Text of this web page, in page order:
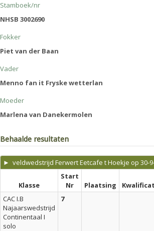
Stamboek/nr
NHSB 3002690
Fokker
Piet van der Baan
Vader
Menno fan it Fryske wetterlan
Moeder
Marlena van Danekermolen
Behaalde resultaten
► veldwedstrijd Ferwert Eetcafe t Hoekje op 30-
Klasse
Start
Nr
Plaatsing
CAC I.B
Najaarswedstrijd
Continentaal I
solo
7